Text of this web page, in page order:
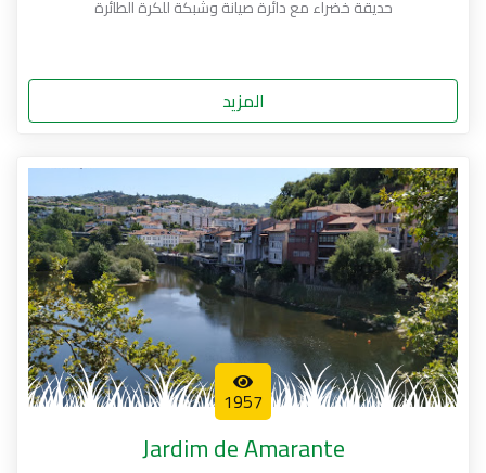
حديقة خضراء مع دائرة صيانة وشبكة للكرة الطائرة
المزيد
1957
Jardim de Amarante